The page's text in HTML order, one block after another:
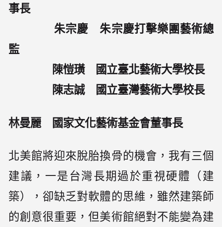
事長
朱宗慶 朱宗慶打擊樂團藝術總
監
陳愷璜 國立臺北藝術大學校長
陳志誠 國立臺灣藝術大學校長
林曼麗 國家文化藝術基金會董事長
北美館將迎來脫胎換骨的機會，我有三個
建議，一是台灣長期過於重視硬體（建
築），卻缺乏對軟體的思維，雖然建築師
的創意很重要，但美術館絕對不能變為建